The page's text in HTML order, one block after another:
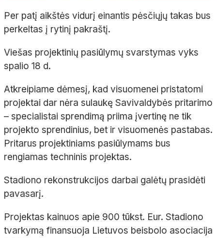
Per patį aikštės vidurį einantis pėsčiųjų takas bus
perkeltas į rytinį pakraštį.
Viešas projektinių pasiūlymų svarstymas vyks
spalio 18 d.
Atkreipiame dėmesį, kad visuomenei pristatomi
projektai dar nėra sulaukę Savivaldybės pritarimo
– specialistai sprendimą priima įvertinę ne tik
projekto sprendinius, bet ir visuomenės pastabas.
Pritarus projektiniams pasiūlymams bus
rengiamas techninis projektas.
Stadiono rekonstrukcijos darbai galėtų prasidėti
pavasarį.
Projektas kainuos apie 900 tūkst. Eur. Stadiono
tvarkymą finansuoja Lietuvos beisbolo asociacija